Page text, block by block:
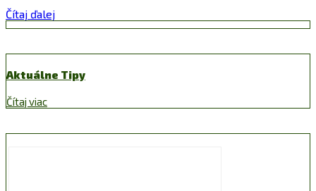
Čítaj ďalej
Aktuálne Tipy
Čítaj viac